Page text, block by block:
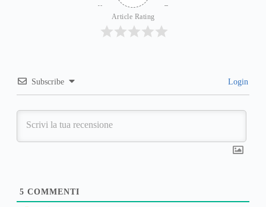
Article Rating
Subscribe Login
5 COMMENTI